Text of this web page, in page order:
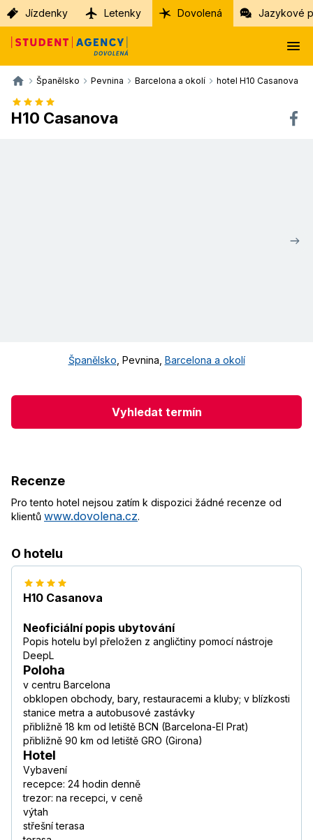
Jízdenky Letenky Dovolená Jazykové
Španělsko Pevnina Barcelona a okolí hotel H10 Casanova
H10 Casanova
Španělsko Pevnina Barcelona a okolí
Vyhledat termín
Recenze
Pro tento hotel nejsou zatím k dispozici žádné recenze od
klientů www.dovolena.cz.
O hotelu
H10 Casanova
Neoficiální popis ubytování
Popis hotelu byl přeložen z angličtiny pomocí nástroje
DeepL
Poloha
v centru Barcelona
obklopen obchody, bary, restauracemi a kluby; v blízkosti
stanice metra a autobusové zastávky
přibližně 18 km od letiště BCN (Barcelona-El Prat)
přibližně 90 km od letiště GRO (Girona)
Hotel
Vybavení
recepce: 24 hodin denně
trezor: na recepci, v ceně
výtah
střešní terasa